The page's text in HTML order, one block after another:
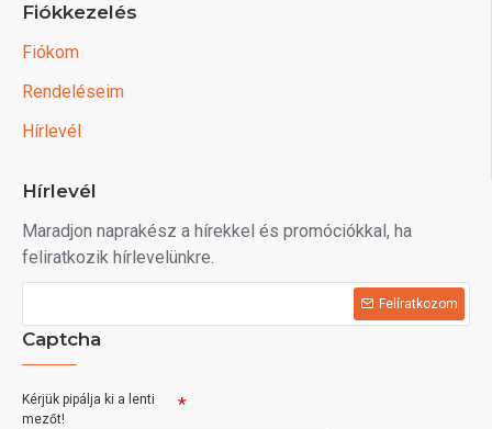
Fiókkezelés
Fiókom
Rendeléseim
Hírlevél
Hírlevél
Maradjon naprakész a hírekkel és promóciókkal, ha
feliratkozik hírlevelünkre.
Felíratkozom
Captcha
Kérjük pipálja ki a lenti
mezőt!